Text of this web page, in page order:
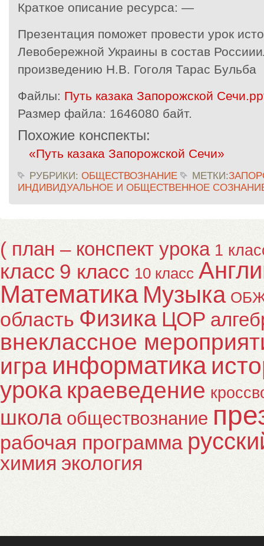
Краткое описание ресурса: —
Презентация поможет провести урок
Левобережной Украины в состав
произведению Н.В. Гоголя Тарас Бульба
Файлы: Путь казака Запорожской
Размер файла: 1646080 байт.
Похожие конспекты:
«Путь казака Запорожской Сечи»
РУБРИКИ: ОБЩЕСТВОЗНАНИЕ МЕТКИ:
ИНДИВИДУАЛЬНОЕ И ОБЩЕСТВЕННОЕ
( план – конспект урока 1
класс 9 класс 10 класс
Математика Музыка
область Физика ЦОР
внеклассное
игра информатика
урока краеведение
школа обществознание
рабочая программа
химия экология